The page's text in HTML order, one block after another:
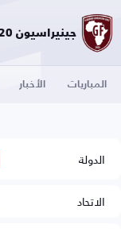
جينيراسيون U20 ( السنغال )
المباريات الأخبار
الدولة
الاتحاد